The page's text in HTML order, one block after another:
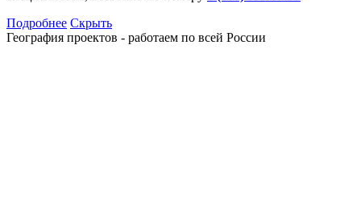
Подробнее Скрыть
География проектов - работаем по всей России